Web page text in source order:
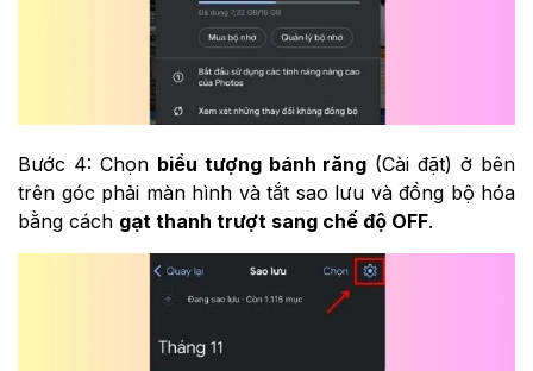
Bước 4: Chọn biểu tượng bánh răng (Cài đặt) ở bên
trên góc phải màn hình và tắt sao lưu và đồng bộ hóa
bằng cách gạt thanh trượt sang chế độ OFF.